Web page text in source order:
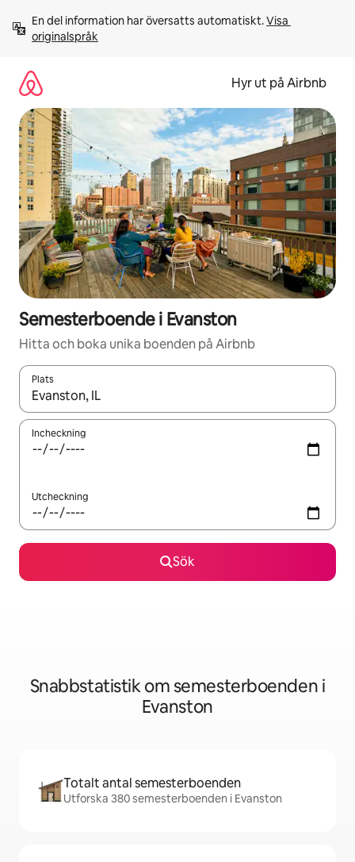
innehåll
En del information har översatts automatiskt. Visa
originalspråk
Hyr ut på Airbnb
Semesterboende i Evanston
Hitta och boka unika boenden på Airbnb
Plats
När resultaten är tillgängliga kan du navigera med upp- och
Incheckning
Utcheckning
Sök
Snabbstatistik om semesterboenden i
Evanston
Totalt antal semesterboenden
Utforska 380 semesterboenden i Evanston